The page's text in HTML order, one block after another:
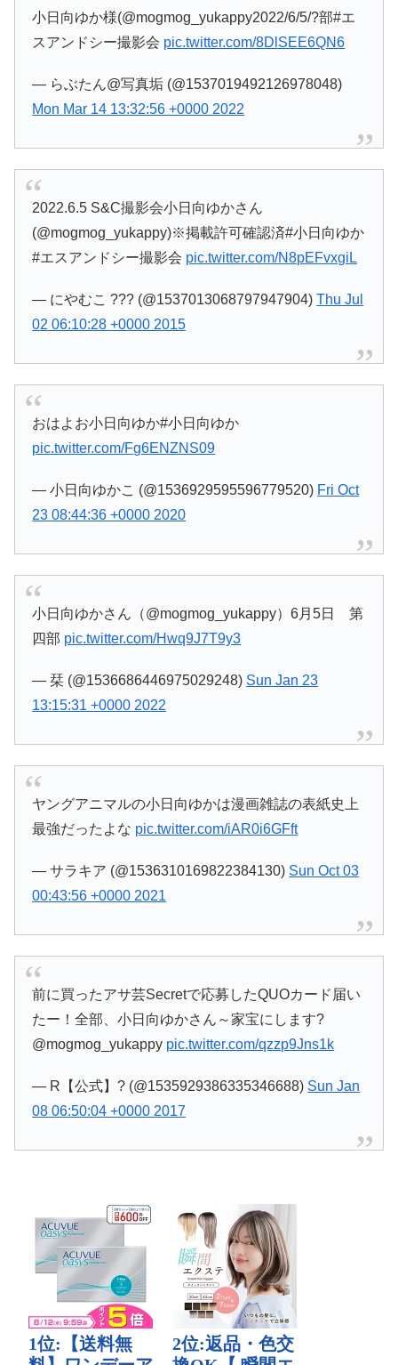
小日向ゆか様(@mogmog_yukappy2022/6/5/?部#エ
スアンドシー撮影会 pic.twitter.com/8DlSEE6QN6
— らぶたん@写真垢 (@1537019492126978048)
Mon Mar 14 13:32:56 +0000 2022
2022.6.5 S&C撮影会小日向ゆかさん
(@mogmog_yukappy)※掲載許可確認済#小日向ゆか
#エスアンドシー撮影会 pic.twitter.com/N8pEFvxgiL
— にやむこ ??? (@1537013068797947904)Thu Jul
02 06:10:28 +0000 2015
おはよお小日向ゆか#小日向ゆか
pic.twitter.com/Fg6ENZNS09
— 小日向ゆかこ (@1536929595596779520) Fri Oct
23 08:44:36 +0000 2020
小日向ゆかさん（@mogmog_yukappy）6月5日 第
四部 pic.twitter.com/Hwq9J7T9y3
— 栞 (@1536686446975029248) Sun Jan 23
13:15:31 +0000 2022
ヤングアニマルの小日向ゆかは漫画雑誌の表紙史上
最強だったよな pic.twitter.com/iAR0i6GFft
— サラキア (@1536310169822384130) Sun Oct 03
00:43:56 +0000 2021
前に買ったアサ芸Secretで応募したQUOカード届い
たー！全部、小日向ゆかさん～家宝にします?
@mogmog_yukappy pic.twitter.com/qzzp9Jns1k
— R【公式】? (@1535929386335346688) Sun Jan
08 06:50:04 +0000 2017